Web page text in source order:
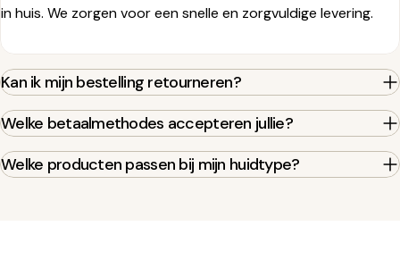
in huis. We zorgen voor een snelle en zorgvuldige levering.
Kan ik mijn bestelling retourneren?
Welke betaalmethodes accepteren jullie?
Welke producten passen bij mijn huidtype?